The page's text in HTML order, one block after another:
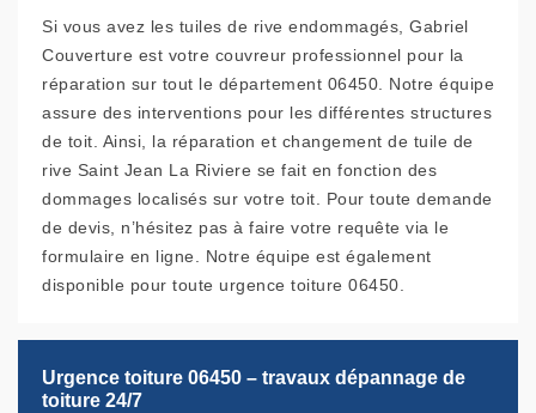
Si vous avez les tuiles de rive endommagés, Gabriel
Couverture est votre couvreur professionnel pour la
réparation sur tout le département 06450. Notre équipe
assure des interventions pour les différentes structures
de toit. Ainsi, la réparation et changement de tuile de
rive Saint Jean La Riviere se fait en fonction des
dommages localisés sur votre toit. Pour toute demande
de devis, n’hésitez pas à faire votre requête via le
formulaire en ligne. Notre équipe est également
disponible pour toute urgence toiture 06450.
Urgence toiture 06450 – travaux dépannage de
toiture 24/7